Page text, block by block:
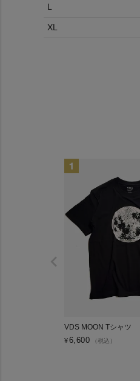
L
XL
VDS MOON Tシャツ
¥6,600 （税込）